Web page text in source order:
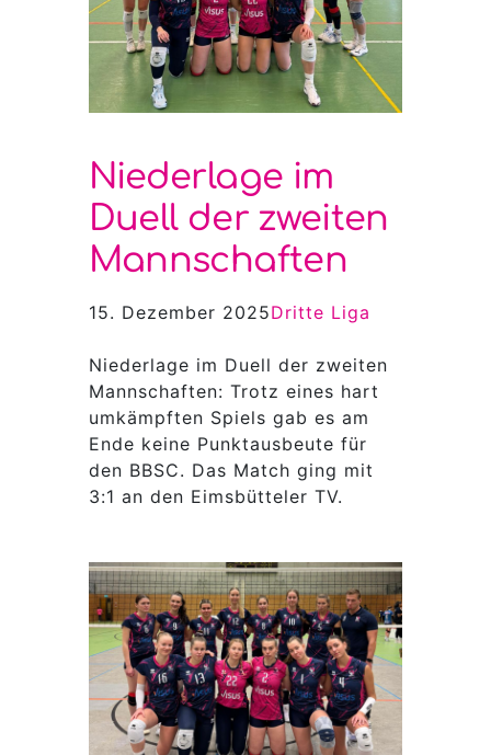
Niederlage im
Duell der zweiten
Mannschaften
15. Dezember 2025Dritte Liga
Niederlage im Duell der zweiten
Mannschaften: Trotz eines hart
umkämpften Spiels gab es am
Ende keine Punktausbeute für
den BBSC. Das Match ging mit
3:1 an den Eimsbütteler TV.